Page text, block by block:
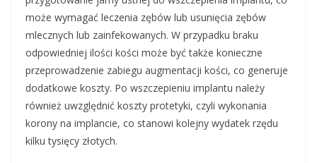
może wymagać leczenia zębów lub usunięcia zębów
mlecznych lub zainfekowanych. W przypadku braku
odpowiedniej ilości kości może być także konieczne
przeprowadzenie zabiegu augmentacji kości, co generuje
dodatkowe koszty. Po wszczepieniu implantu należy
również uwzględnić koszty protetyki, czyli wykonania
korony na implancie, co stanowi kolejny wydatek rzędu
kilku tysięcy złotych.